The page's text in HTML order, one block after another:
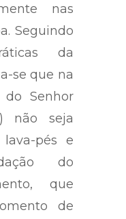
nas
Seguindo
da
se que na
do Senhor
não seja
pés e
do
que
de